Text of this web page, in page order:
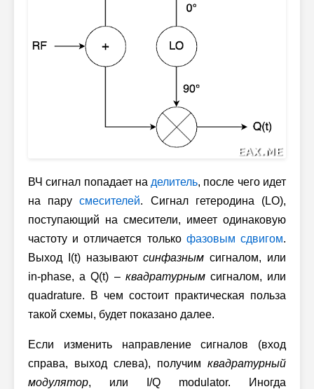
ВЧ сигнал попадает на делитель, после чего идет
на парусмесителей. Сигнал гетеродина (LO),
поступающий на смесители, имеет одинаковую
частоту и отличается только фазовым сдвигом.
Выход I(t) называютсинфазным сигналом, или
in-phase, а Q(t) – квадратурнымсигналом, или
quadrature. В чем состоит практическая польза
такой схемы, будет показано далее.
Если изменить направление сигналов (вход
справа, выход слева), получим квадратурный
модулятор, или I/Q modulator. Иногда